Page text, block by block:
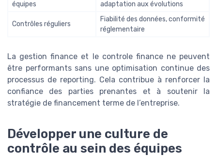
équipes
adaptation aux évolutions
Contrôles réguliers
Fiabilité des données, conformité
réglementaire
La gestion finance et le controle finance ne peuvent
être performants sans une optimisation continue des
processus de reporting. Cela contribue à renforcer la
confiance des parties prenantes et à soutenir la
stratégie de financement terme de l’entreprise.
Développer une culture de
contrôle au sein des équipes